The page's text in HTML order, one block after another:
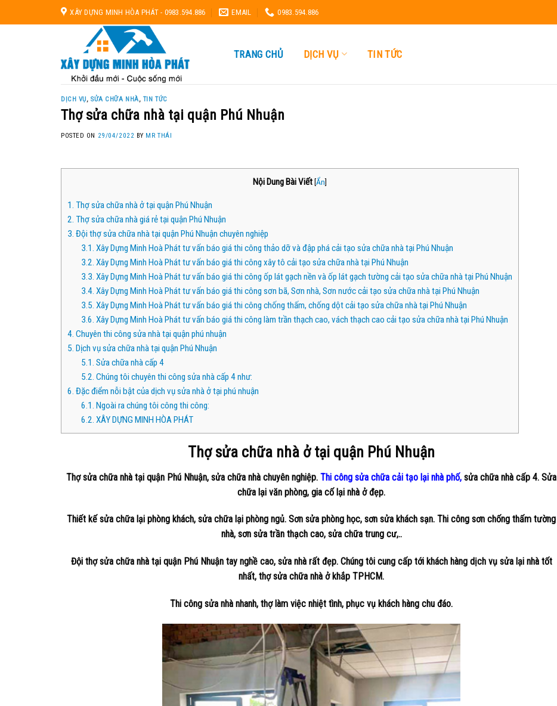
to
XÂY DỰNG MINH HÒA PHÁT - 0983.594.886 EMAIL 0983.594.886
TRANG CHỦ DỊCH VỤ TIN TỨC
DỊCH VỤ,SỬA CHỮA NHÀ, TIN TỨC
Thợ sửa chữa nhà tại quận Phú Nhuận
POSTED ON 29/04/2022 BY MR THÁI
Nội Dung Bài Viết[Ẩn]
1. Thợ sửa chữa nhà ở tại quận Phú Nhuận
2. Thợ sửa chữa nhà giá rẻ tại quận Phú Nhuận
3. Đội thợ sửa chữa nhà tại quận Phú Nhuận chuyên nghiệp
3.1. Xây Dựng Minh Hoà Phát tư vấn báo giá thi công thảo dỡ và đập phá cải tạo sửa chữa nhà tại Phú Nhuận
3.2. Xây Dựng Minh Hoà Phát tư vấn báo giá thi công xây tô cải tạo sửa chữa nhà tại Phú Nhuận
3.3. Xây Dựng Minh Hoà Phát tư vấn báo giá thi công ốp lát gạch nền và ốp lát gạch tường cải tạo sửa chữa nhà tại Phú Nhuận
3.4. Xây Dựng Minh Hoà Phát tư vấn báo giá thi công sơn bã, Sơn nhà, Sơn nước cải tạo sửa chữa nhà tại Phú Nhuận
3.5. Xây Dựng Minh Hoà Phát tư vấn báo giá thi công chống thấm, chống dột cải tạo sửa chữa nhà tại Phú Nhuận
3.6. Xây Dựng Minh Hoà Phát tư vấn báo giá thi công làm trần thạch cao, vách thạch cao cải tạo sửa chữa nhà tại Phú Nhuận
4. Chuyên thi công sửa nhà tại quận phú nhuận
5. Dịch vụ sửa chữa nhà tại quận Phú Nhuận
5.1. Sửa chữa nhà cấp 4
5.2. Chúng tôi chuyên thi công sửa nhà cấp 4 như:
6. Đặc điểm nỗi bật của dịch vụ sửa nhà ở tại phú nhuận
6.1. Ngoài ra chúng tôi công thi công:
6.2. XÂY DỰNG MINH HÒA PHÁT
Thợ sửa chữa nhà ở tại quận Phú Nhuận
Thợ sửa chữa nhà tại quận Phú Nhuận, sửa chữa nhà chuyên nghiệp. Thi công sửa chữa cải tạo lại nhà phố, sửa chữa nhà cấp 4. Sửa
chữa lại văn phòng, gia cố lại nhà ở đẹp.
Thiết kế sửa chữa lại phòng khách, sửa chữa lại phòng ngủ. Sơn sửa phòng học, sơn sửa khách sạn. Thi công sơn chống thấm tường
nhà, sơn sửa trần thạch cao, sửa chữa trung cư,..
Đội thợ sửa chữa nhà tại quận Phú Nhuận tay nghề cao, sửa nhà rất đẹp. Chúng tôi cung cấp tới khách hàng dịch vụ sửa lại nhà tốt
nhất, thợ sửa chữa nhà ở khắp TPHCM.
Thi công sửa nhà nhanh, thợ làm việc nhiệt tình, phục vụ khách hàng chu đáo.